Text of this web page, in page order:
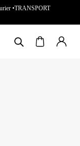
•TRANSPORT